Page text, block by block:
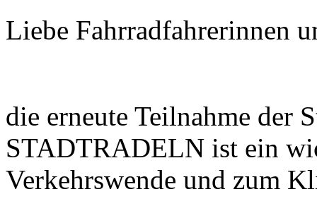
Liebe Fahrradfahrerinnen
die erneute Teilnahme der
STADTRADELN ist ein
Verkehrswende und zum